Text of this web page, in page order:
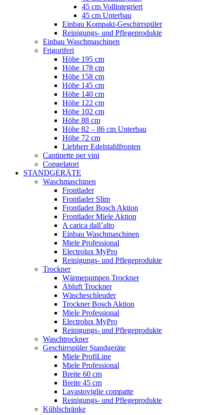
45 cm Vollintegriert
45 cm Unterbau
Einbau Kompakt-Geschirrspüler
Reinigungs- und Pflegeprodukte
Einbau Waschmaschinen
Frigoriferi
Höhe 195 cm
Höhe 178 cm
Höhe 158 cm
Höhe 145 cm
Höhe 140 cm
Höhe 122 cm
Höhe 102 cm
Höhe 88 cm
Höhe 82 – 86 cm Unterbau
Höhe 72 cm
Liebherr Edelstahlfronten
Cantinette per vini
Congelatori
STANDGERÄTE
Waschmaschinen
Frontlader
Frontlader Slim
Frontlader Bosch Aktion
Frontlader Miele Aktion
A carica dall’alto
Einbau Waschmaschinen
Miele Professional
Electrolux MyPro
Reinigungs- und Pflegeprodukte
Trockner
Wärmepumpen Trockner
Abluft Trockner
Wäscheschleuder
Trockner Bosch Aktion
Miele Professional
Electrolux MyPro
Reinigungs- und Pflegeprodukte
Waschtrockner
Geschirrspüler Standgeräte
Miele ProfiLine
Miele Professional
Breite 60 cm
Breite 45 cm
Lavastoviglie compatte
Reinigungs- und Pflegeprodukte
Kühlschränke